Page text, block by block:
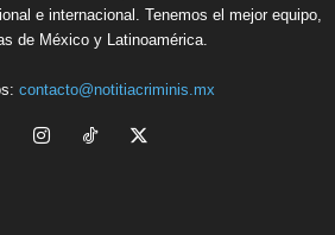
e internacional. Tenemos el mejor equipo,
de México y Latinoamérica.
contacto@notitiacriminis.mx